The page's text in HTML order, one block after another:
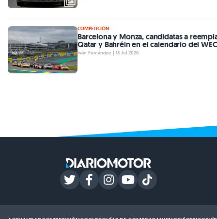
COMPETICIÓN
Barcelona y Monza, candidatas a
Qatar y Bahréin en el calendario del
Iván Fernández | 13 Jul 2026